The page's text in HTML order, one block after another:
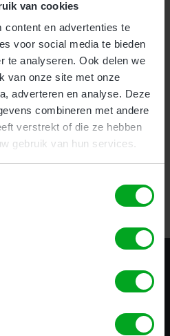
van cookies
content en advertenties te
voor social media te bieden
te analyseren. Ook delen we
van onze site met onze
adverteren en analyse. Deze
combineren met andere
verstrekt of die ze hebben
gebruik van hun services.
nieuwe en zeer effectieve
trainingaan.
hoogwerker certificaat halen
door heel het land.
in 1 uur!